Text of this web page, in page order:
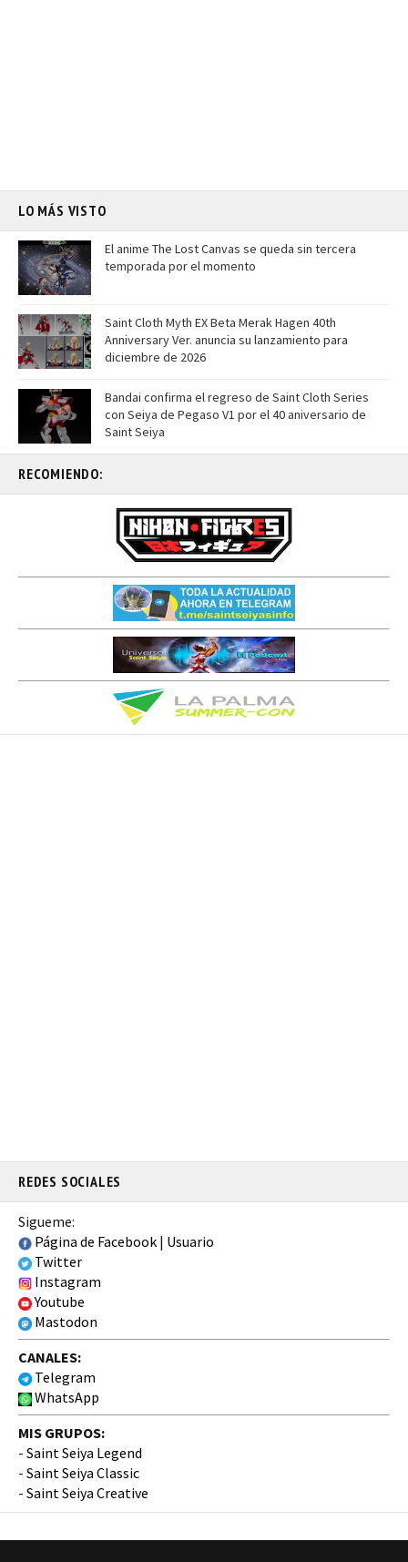
LO MÁS VISTO
El anime The Lost Canvas se queda sin tercera
temporada por el momento
Saint Cloth Myth EX Beta Merak Hagen 40th
Anniversary Ver. anuncia su lanzamiento para
diciembre de 2026
Bandai confirma el regreso de Saint Cloth Series
con Seiya de Pegaso V1 por el 40 aniversario de
Saint Seiya
RECOMIENDO:
REDES SOCIALES
Sigueme:
Página de Facebook | Usuario
Twitter
Instagram
Youtube
Mastodon
CANALES:
Telegram
WhatsApp
MIS GRUPOS:
- Saint Seiya Legend
- Saint Seiya Classic
- Saint Seiya Creative